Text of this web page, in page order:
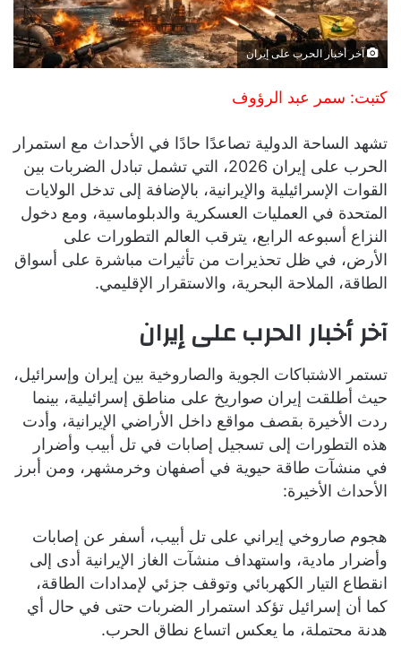
آخر أخبار الحرب على إيران
كتبت: سمر عبد الرؤوف
تشهد الساحة الدولية تصاعدًا حادًا في الأحداث مع استمرار
الحرب على إيران 2026، التي تشمل تبادل الضربات بين
القوات الإسرائيلية والإيرانية، بالإضافة إلى تدخل الولايات
المتحدة في العمليات العسكرية والدبلوماسية، ومع دخول
النزاع أسبوعه الرابع، يترقب العالم التطورات على
الأرض، في ظل تحذيرات من تأثيرات مباشرة على أسواق
الطاقة، الملاحة البحرية، والاستقرار الإقليمي.
آخر أخبار الحرب على إيران
تستمر الاشتباكات الجوية والصاروخية بين إيران وإسرائيل،
حيث أطلقت إيران صواريخ على مناطق إسرائيلية، بينما
ردت الأخيرة بقصف مواقع داخل الأراضي الإيرانية، وأدت
هذه التطورات إلى تسجيل إصابات في تل أبيب وأضرار
في منشآت طاقة حيوية في أصفهان وخرمشهر، ومن أبرز
الأحداث الأخيرة:
هجوم صاروخي إيراني على تل أبيب، أسفر عن إصابات
وأضرار مادية، واستهداف منشآت الغاز الإيرانية أدى إلى
انقطاع التيار الكهربائي وتوقف جزئي لإمدادات الطاقة،
كما أن إسرائيل تؤكد استمرار الضربات حتى في حال أي
هدنة محتملة، ما يعكس اتساع نطاق الحرب.